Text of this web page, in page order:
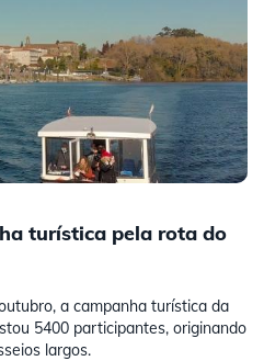
turística pela rota do
a campanha turística da
5400 participantes, originando
largos.